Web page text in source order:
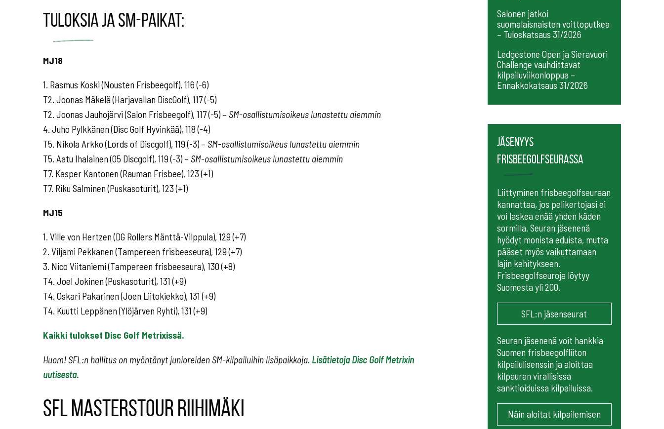
Tuloksia ja SM-paikat:
MJ18
1. Rasmus Koski (Nousten Frisbeegolf), 116 (-6)
T2. Joonas Mäkelä (Harjavallan DiscGolf), 117 (-5)
T2. Joonas Jauhojärvi (Salon Frisbeegolf), 117 (-5) – SM-osallistumisoikeus lunastettu aiemmin
4. Juho Pylkkänen (Disc Golf Hyvinkää), 118 (-4)
T5. Nikola Arkko (Lords of Discgolf), 119 (-3) – SM-osallistumisoikeus lunastettu aiemmin
T5. Aatu Ihalainen (05 Discgolf), 119 (-3) – SM-osallistumisoikeus lunastettu aiemmin
T7. Kasper Kantonen (Rauman Frisbee), 123 (+1)
T7. Riku Salminen (Puskasoturit), 123 (+1)
MJ15
1. Ville von Hertzen (DG Rollers Mänttä-Vilppula), 129 (+7)
2. Viljami Pekkanen (Tampereen frisbeeseura), 129 (+7)
3. Nico Viitaniemi (Tampereen frisbeeseura), 130 (+8)
T4. Joel Jokinen (Puskasoturit), 131 (+9)
T4. Oskari Pakarinen (Joen Liitokiekko), 131 (+9)
T4. Kuutti Leppänen (Ylöjärven Ryhti), 131 (+9)
Kaikki tulokset Disc Golf Metrixissä.
Huom! SFL:n hallitus on myöntänyt junioreiden SM-kilpailuihin lisäpaikkoja. Lisätietoja Disc Golf Metrixin
uutisesta.
SFL masterstour Riihimäki
Salonen jatkoi
suomalaisnaisten voittoputkea
– Tuloskatsaus 31/2026
Ledgestone Open ja Sieravuori
Challenge vauhdittavat
kilpailuviikonloppua –
Ennakkokatsaus 31/2026
Jäsenyys
frisbeegolfseurassa
Liittyminen frisbeegolfseuraan
kannattaa, jos pelikertojasi ei
voi laskea enää yhden käden
sormilla. Seuran jäsenenä
hyödyt monista eduista, mutta
pääset myös vaikuttamaan
lajin kehitykseen.
Frisbeegolfseuroja löytyy
Suomesta yli 200.
SFL:n jäsenseurat
Seuran jäsenenä voit hankkia
Suomen frisbeegolfliiton
kilpailulisenssin ja aloittaa
kilpauran virallisissa
sanktioiduissa kilpailuissa.
Näin aloitat kilpailemisen